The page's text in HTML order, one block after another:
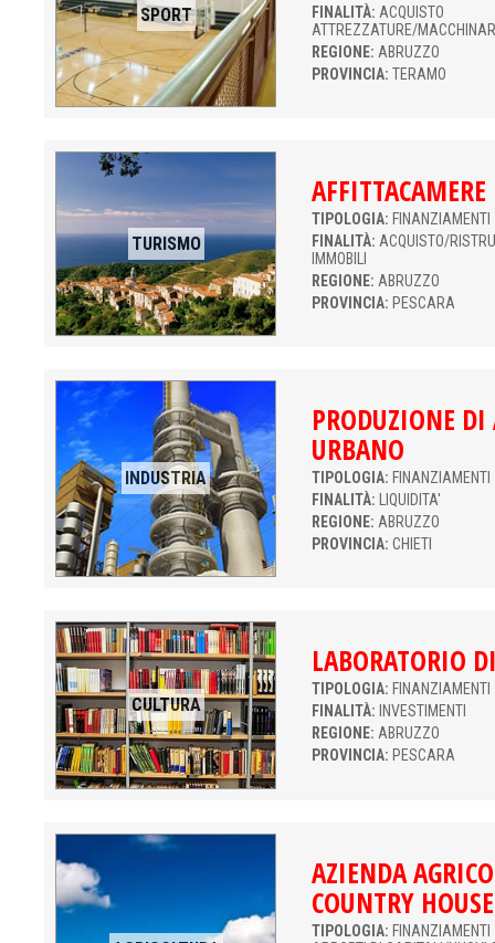
SPORT
FINALITÀ: ACQUISTO
ATTREZZATURE/
REGIONE: ABRUZZO
PROVINCIA: TERAMO
TURISMO
AFFITTACAMERE
TIPOLOGIA: FINANZIAMENTI
FINALITÀ: ACQUISTO/
IMMOBILI
REGIONE: ABRUZZO
PROVINCIA: PESCARA
INDUSTRIA
PRODUZIONE DI
URBANO
TIPOLOGIA:
FINALITÀ:
LIQUIDITA'
REGIONE: ABRUZZO
PROVINCIA: CHIETI
CULTURA
LABORATORIO
TIPOLOGIA:
FINALITÀ: INVESTIMENTI
REGIONE: ABRUZZO
PROVINCIA: PESCARA
AZIENDA
COUNTRY HOUSE
TIPOLOGIA: